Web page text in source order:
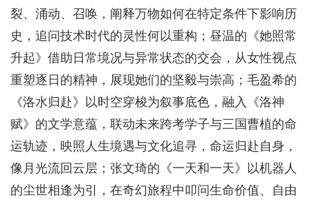
裂、涌动、召唤，阐释万物如何在特定条件下影响历
史，追问技术时代的灵性何以重构；昼温的《她照常
升起》借助日常境况与异常状态的交会，从女性视点
重塑逐日的精神，展现她们的坚毅与崇高；毛盈希的
《洛水归赴》以时空穿梭为叙事底色，融入《洛神
赋》的文学意蕴，联动未来跨考学子与三国曹植的命
运轨迹，映照人生境遇与文化追寻，命运归赴自身，
像月光流回云层；张文琦的《一天和一天》以机器人
的尘世相逢为引，在奇幻旅程中叩问生命价值、自由